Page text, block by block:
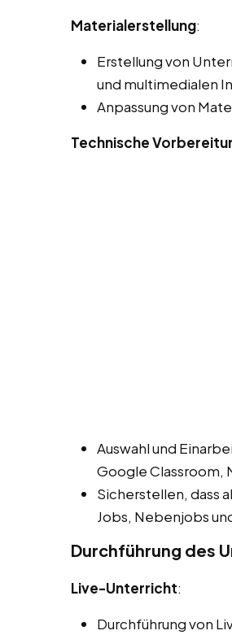
Materialerstellung:
Erstellung von
und multimedialen
Anpassung von
Technische
Auswahl und
Google Classroom,
Sicherstellen, dass
Jobs, Nebenjobs
Durchführung des
Live-Unterricht:
Durchführung von